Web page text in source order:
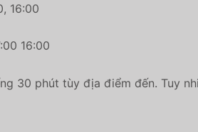
16:00
16:00
30 phút tùy địa điểm đến. Tuy